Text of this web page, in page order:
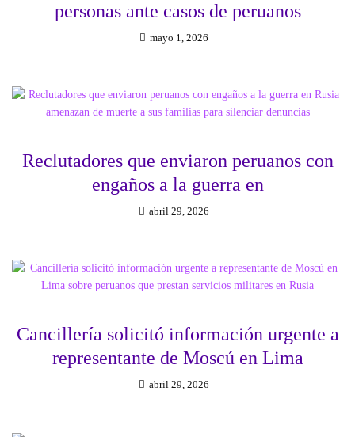
personas ante casos de peruanos
mayo 1, 2026
Reclutadores que enviaron peruanos con
engaños a la guerra en
abril 29, 2026
Cancillería solicitó información urgente a
representante de Moscú en Lima
abril 29, 2026